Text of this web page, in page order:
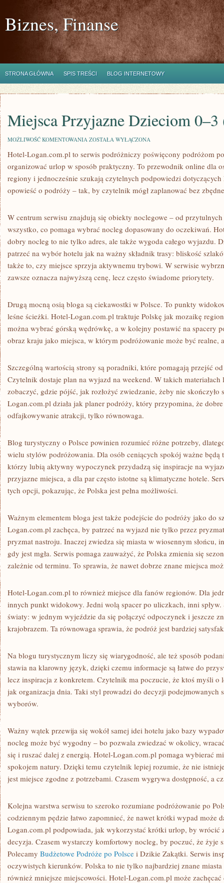
Biznes, Finanse
STRONA GŁÓWNA SPIS TREŚCI BLOG INTERNETOWY
Miejsca Przyjazne Dzieciom
MOŻLIWOŚĆ KOMENTOWANIA MIEJSCA
DZIECIOM
3
(BABY
FRIENDLY)
ZOSTAŁA WYŁĄCZONA
Hotel-Logan.com.pl to serwis podróżniczy poświęcony podróżom
organizować urlop w sposób praktyczny. To przewodnik online dla
regiony i jednocześnie szukają czytelnych podpowiedzi dotyczących
opowieść o podróży – tak, by czytelnik mógł zaplanować bez
W centrum serwisu znajdują się obiekty noclegowe – od
wszystko, co pomaga wybrać nocleg dopasowany do oczekiwań.
dobry nocleg to nie tylko adres, ale także wygoda całego wyjazdu.
patrzeć na wybór hotelu jak na ważny składnik trasy: bliskość
także to, czy miejsce sprzyja aktywnemu trybowi. W serwisie
zawsze oznacza najwyższą cenę, lecz często świadome priorytety.
Drugą mocną osią bloga są ciekawostki w Polsce. To punkty
leśne ścieżki. Hotel-Logan.com.pl traktuje Polskę jak mozaikę
można wybrać górską wędrówkę, a w kolejny postawić na spacery
obraz kraju jako miejsca, w którym podróżowanie może być realne,
Szczególną wartością strony są poradniki, które pomagają przejść od
Czytelnik dostaje plan na wyjazd na weekend. W takich
zobaczyć, gdzie pójść, jak rozłożyć zwiedzanie, żeby nie skończyło
Logan.com.pl działa jak planer podróży, który przypomina, że
odfajkowywanie atrakcji, tylko równowaga.
Blog turystyczny o Polsce powinien rozumieć różne potrzeby,
wielu stylów podróżowania. Dla osób ceniących spokój ważne będą
którzy lubią aktywny wypoczynek przydadzą się inspiracje na
przyjazne miejsca, a dla par często istotne są klimatyczne hotele.
tych opcji, pokazując, że Polska jest pełna możliwości.
Ważnym elementem bloga jest także podejście do podróży jako do
Logan.com.pl zachęca, by patrzeć na wyjazd nie tylko przez
pryzmat nastroju. Inaczej zwiedza się miasta w wiosennym słońcu,
gdy jest mgła. Serwis pomaga zauważyć, że Polska zmienia się
zależnie od terminu. To sprawia, że nawet dobrze znane miejsca
Hotel-Logan.com.pl to również miejsce dla fanów regionów. Dla
innych punkt widokowy. Jedni wolą spacer po uliczkach, inni spływ.
światy: w jednym wyjeździe da się połączyć odpoczynek i jeszcze
krajobrazem. Ta równowaga sprawia, że podróż jest bardziej
Na blogu turystycznym liczy się wiarygodność, ale też sposób
stawia na klarowny język, dzięki czemu informacje są łatwe do
lecz inspiracja z konkretem. Czytelnik ma poczucie, że ktoś myśli o
jak organizacja dnia. Taki styl prowadzi do decyzji podejmowanych
wyborów.
Ważny wątek przewija się wokół samej idei hotelu jako bazy
nocleg może być wygodny – bo pozwala zwiedzać w okolicy,
się i ruszać dalej z energią. Hotel-Logan.com.pl pomaga wybierać
spokojem natury. Dzięki temu czytelnik lepiej rozumie, że nie
jest miejsce zgodne z potrzebami. Czasem wygrywa dostępność, a
Kolejna warstwa serwisu to szeroko rozumiane podróżowanie po
codziennym pędzie łatwo zapomnieć, że nawet krótki wypad może
Logan.com.pl podpowiada, jak wykorzystać krótki urlop, by wrócić
decyzja. Czasem wystarczy komfortowy nocleg, by poczuć, że żyje
Polecamy Budżetowe Podróże po Polsce i Dzikie Zakątki. Serwis
oczywistych kierunków. Polska to nie tylko najbardziej znane
również mniejsze miejscowości. Hotel-Logan.com.pl może